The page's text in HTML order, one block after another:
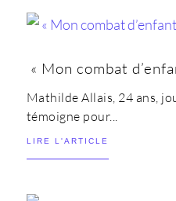
« Mon combat
Mathilde Allais, 24 ans,
témoigne pour...
LIRE L'ARTICLE